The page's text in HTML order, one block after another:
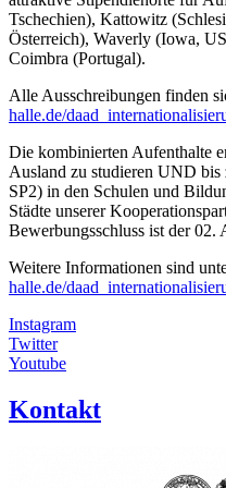
Tschechien), Kattowitz
Österreich), Waverly (Iowa,
Coimbra (Portugal).
Alle Ausschreibungen finden
halle.de/
Die kombinierten Aufenthalte
Ausland zu studieren UND
SP2) in den Schulen und
Städte unserer
Bewerbungsschluss ist der 02.
Weitere Informationen sind
halle.de/
Instagram
Twitter
Youtube
Kontakt